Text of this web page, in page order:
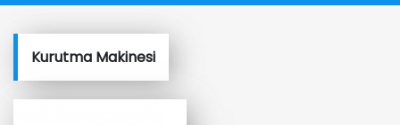
Kurutma Makinesi